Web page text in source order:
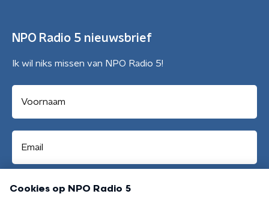
NPO Radio 5 nieuwsbrief
Ik wil niks missen van NPO Radio 5!
Aanmelden